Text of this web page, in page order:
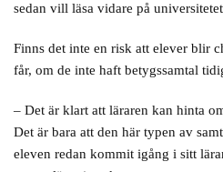
sedan vill läsa vidare på
Finns det inte en risk att elever blir
får, om de inte haft betygssamtal
– Det är klart att läraren kan hinta
Det är bara att den här typen av
eleven redan kommit igång i sitt